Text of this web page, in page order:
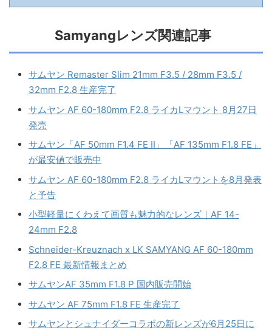
Samyangレンズ関連記事
サムヤン Remaster Slim 21mm F3.5 / 28mm F3.5 /
32mm F2.8 生産完了
サムヤン AF 60-180mm F2.8 ライカLマウント 8月27日
発売
サムヤン「AF 50mm F1.4 FE II」「AF 135mm F1.8 FE」
が最安値で販売中
サムヤン AF 60-180mm F2.8 ライカLマウントを8月発表
と予告
小型軽量にくわえて画質も魅力的なレンズ｜AF 14-
24mm F2.8
Schneider-Kreuznach x LK SAMYANG AF 60-180mm
F2.8 FE 最新情報まとめ
サムヤンAF 35mm F1.8 P 国内販売開始
サムヤン AF 75mm F1.8 FE 生産完了
サムヤンとシュナイダーコラボの新レンズが6月25日に